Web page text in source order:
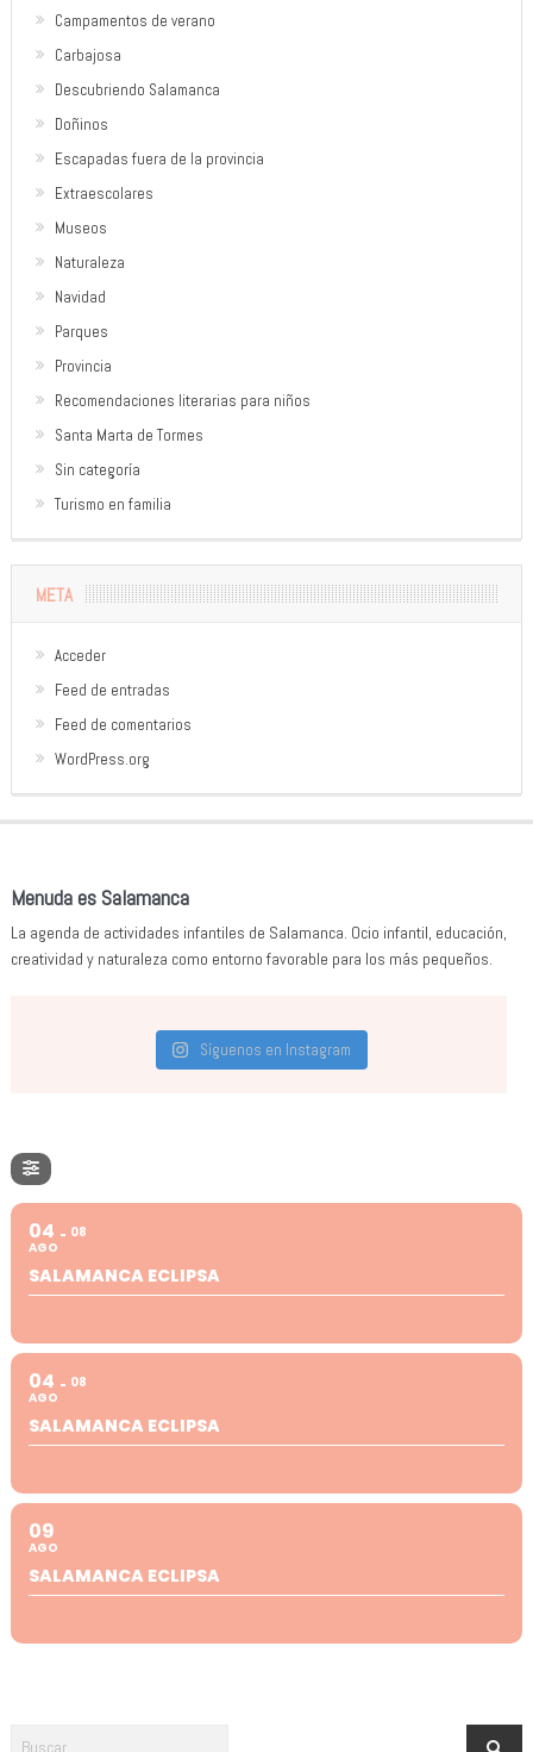
Campamentos de verano
Carbajosa
Descubriendo Salamanca
Doñinos
Escapadas fuera de la provincia
Extraescolares
Museos
Naturaleza
Navidad
Parques
Provincia
Recomendaciones literarias para niños
Santa Marta de Tormes
Sin categoría
Turismo en familia
META
Acceder
Feed de entradas
Feed de comentarios
WordPress.org
Menuda es Salamanca
La agenda de actividades infantiles de Salamanca. Ocio infantil, educación,
creatividad y naturaleza como entorno favorable para los más pequeños.
Síguenos en Instagram
04
AGO
08
SALAMANCA ECLIPSA
04
AGO
08
SALAMANCA ECLIPSA
09
AGO
SALAMANCA ECLIPSA